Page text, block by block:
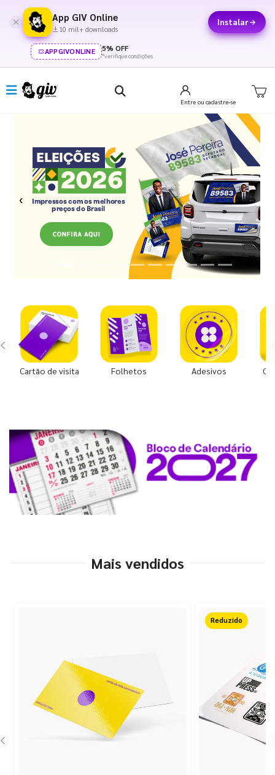
App GIV Online
10 mil+ downloads
Instalar
APPGIVONLINE 5% OFF
*verifique condições
Entre ou cadastre-se
Previous Next
Cartão de visita Folhetos Adesivos
Mais vendidos
50%OFF